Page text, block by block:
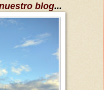
blog...